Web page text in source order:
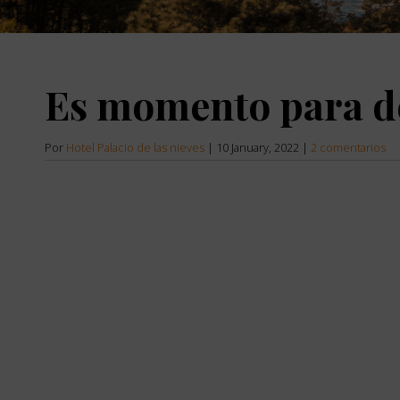
the
down
with
the
calendar
and
Es momento para
Por Hotel Palacio de las nieves | 10 January, 2022 | 2 comentarios